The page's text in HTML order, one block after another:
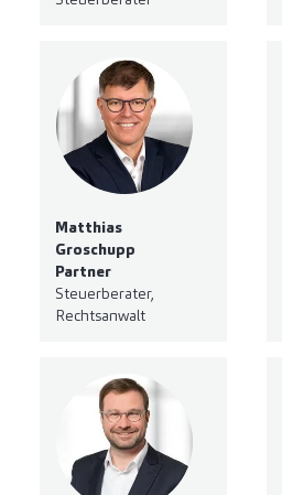
Matthias
Groschupp
Partner
Steuerberater,
Rechtsanwalt